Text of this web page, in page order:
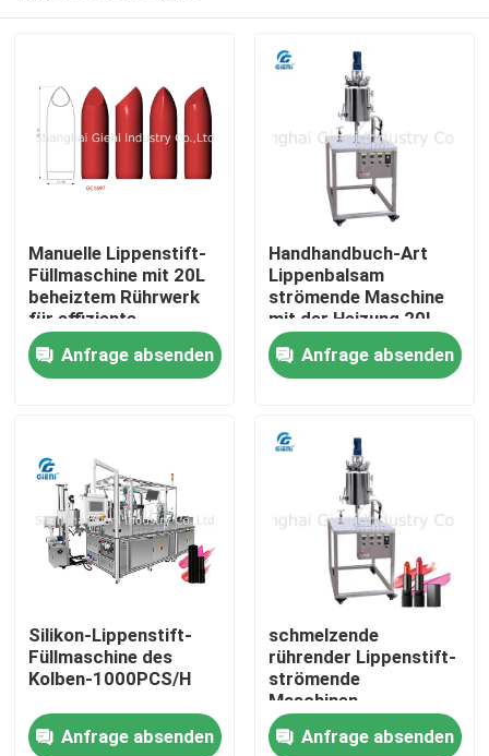
Zu Hause
Videos
Über uns
Manuelle Lippenstift-
Füllmaschine mit 20L
beheiztem Rührwerk
für effiziente
Kleinserienproduktion
Anfrage absenden
Handhandbuch-Art
Lippenbalsam
strömende Maschine
mit der Heizung 20L,
die Behälter rührt
Anfrage absenden
Silikon-Lippenstift-
Füllmaschine des
Kolben-1000PCS/H
Anfrage absenden
schmelzende
rührender Lippenstift-
strömende
Maschinen-
Handmanuelle Art
Metallform des
Anfrage absenden